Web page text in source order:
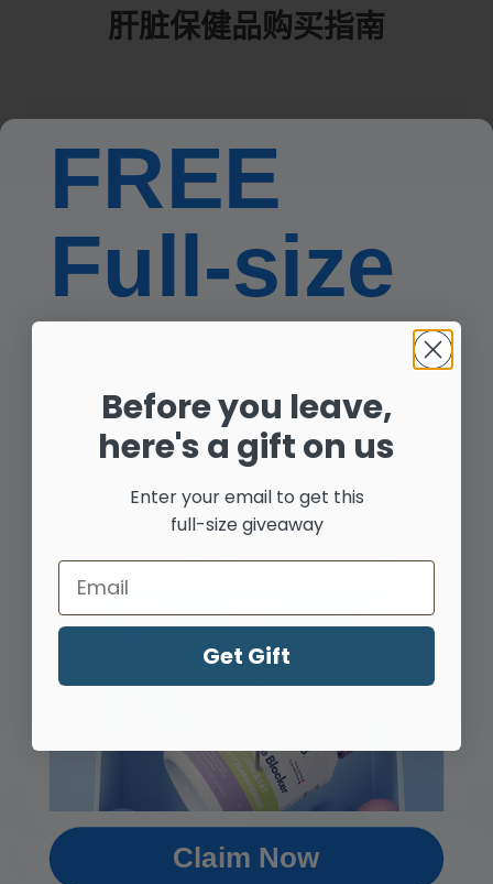
肝脏保健品购买指南
如何选择适合自己的肝脏保健品？
心 脏
大 脑
FREE
Full-size
Gift
Get Free NYO3® Advanced
Double Blocker Capsules with
Claim Now
Before you leave,
here's a gift on us
Enter your email to get this
full-size giveaway
Email
Get Gift